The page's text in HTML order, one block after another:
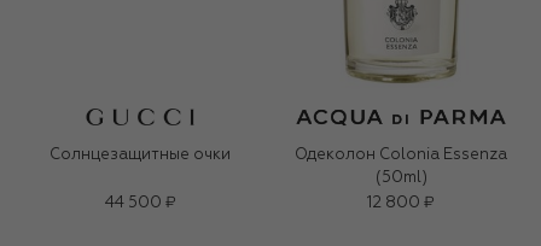
Солнцезащитные очки
44 500 ₽
Одеколон Colonia Essenza
(50ml)
12 800 ₽